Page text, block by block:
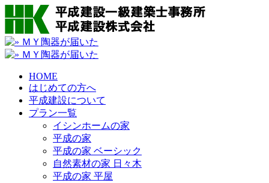
HOME
はじめての方へ
平成建設について
プラン一覧
イシンホームの家
平成の家
平成の家 ベーシック
自然素材の家 日々木
平成の家 平屋